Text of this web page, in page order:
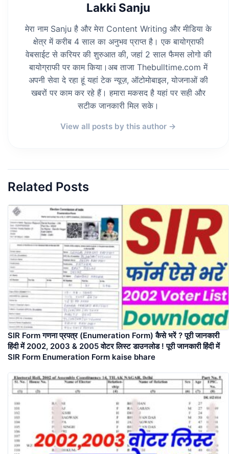
Lakki Sanju
मेरा नाम Sanju है और मेरा Content Writing और मीडिया के
क्षेत्र में करीब 4 साल का अनुभव प्राप्त है। एक बायोग्राफी
वेबसाईट से करियर की शुरुआत की, जहां 2 साल फैमस लोगो की
बायोग्राफी पर काम किया।अब ताजा Thebulltime.com में
अपनी सेवा दे रहा हूं यहां टेक न्यूज़, ऑटोमोबाइल, योजनाओं की
खबरों पर काम कर रहे हैं। हमारा मकसद है यहां पर सही और
सटीक जानकारी मिल सके।
View all posts by this author →
Related Posts
SIR Form गणना प्रपत्र (Enumeration Form) कैसे भरें ? पूरी जानकारी
हिंदी में 2002, 2003 & 2005 वोटर लिस्ट डाउनलोड ! पूरी जानकारी हिंदी में
SIR Form Enumeration Form kaise bhare